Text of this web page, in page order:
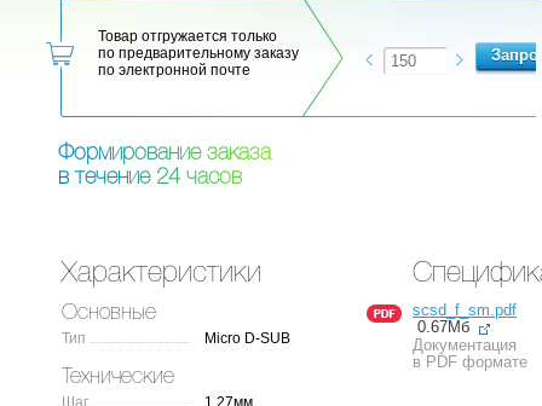
Товар отгружается только
по предварительному заказу
по электронной почте
Формирование заказа
в течение 24 часов
Характеристики
Основные
Тип Micro D-SUB
Технические
Шаг 1.27мм
scsd_f_sm.pdf
0.67Мб
Документация
в PDF формате